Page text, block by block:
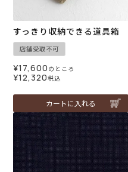
すっきり収納できる道具箱
店舗受取不可
¥17,600 のところ
¥12,320税込
カートに入れる